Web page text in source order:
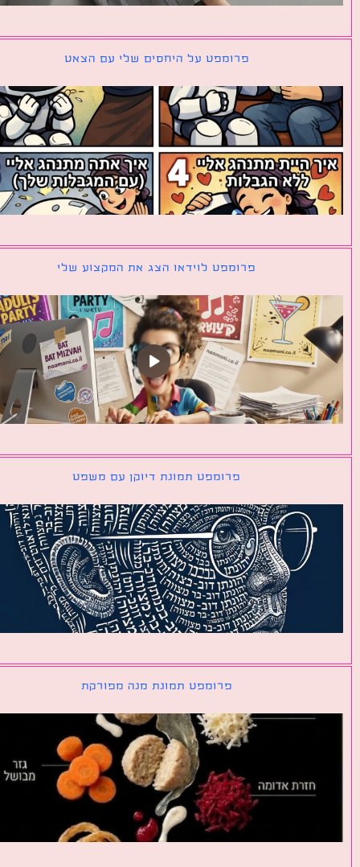
פרומפט על היחסים שלי עם הצאט
פרומפט לוידאו הצג את המקצוע שלי
פרומפט תמונת דיוקן עם משפט
פרומפט תמונת מנה מפורקת